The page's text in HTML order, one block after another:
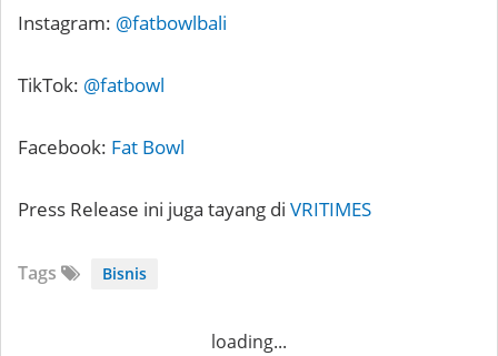
Instagram: @fatbowlbali
TikTok: @fatbowl
Facebook: Fat Bowl
Press Release ini juga tayang di VRITIMES
Tags Bisnis
loading...